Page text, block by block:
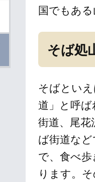
国でもあ
そば処
そばとい
道」と呼
街道、尾
ば街道な
で、食べ
ります。